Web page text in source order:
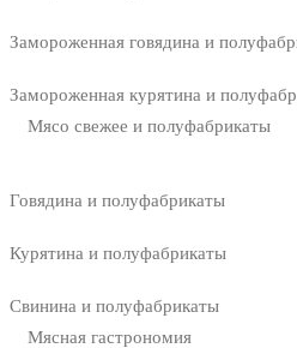
Замороженная говядина и
Замороженная курятина и
Мясо свежее и полуфабрикаты
Говядина и полуфабрикаты
Курятина и полуфабрикаты
Свинина и полуфабрикаты
Мясная гастрономия